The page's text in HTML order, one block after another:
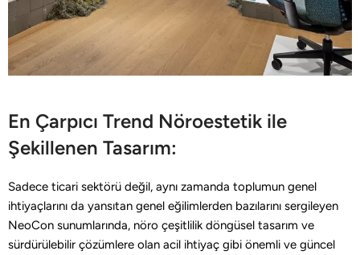
En Çarpıcı Trend Nöroestetik ile
Şekillenen Tasarım:
Sadece ticari sektörü değil, aynı zamanda toplumun genel
ihtiyaçlarını da yansıtan genel eğilimlerden bazılarını sergileyen
NeoCon sunumlarında, nöro çeşitlilik döngüsel tasarım ve
sürdürülebilir çözümlere olan acil ihtiyaç gibi önemli ve güncel